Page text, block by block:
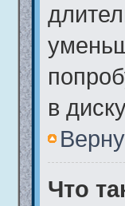
в
Что